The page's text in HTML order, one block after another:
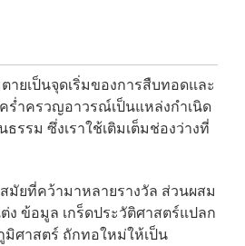
ายเป็นจุดเริ่มของการสืบทอดและ
ร่ำครวญอาวรณ์เป็นแหล่งกำเนิด
รม ซึ่งเราใช้เติมเต็มช่องว่างที่
มัยที่คว้ามาหลายรางวัล ส่วนผสม
ต่ง ข้อมูล เกร็ดประวัติศาสตร์แปลก
ศาสตร์ ถักทอใหม่ให้เป็น